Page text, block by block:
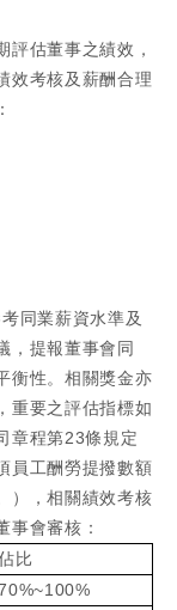
評估董事之績效，
效考核及薪酬合理
同業薪資水準及
，提報董事會同
衡性。相關獎金亦
重要之評估指標如
章程第23條規定
員工酬勞提撥數額
），相關績效考核
事會審核：
比